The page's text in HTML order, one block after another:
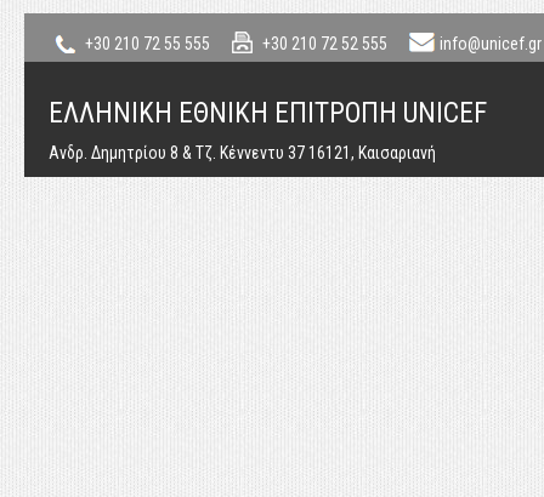
+30 210 72 55 555 +30 210 72 52 555 info@unicef.gr
ΕΛΛΗΝΙΚΗ ΕΘΝΙΚΗ ΕΠΙΤΡΟΠΗ UNICEF
Ανδρ. Δημητρίου 8 & Τζ. Κέννεντυ 37 16121, Καισαριανή